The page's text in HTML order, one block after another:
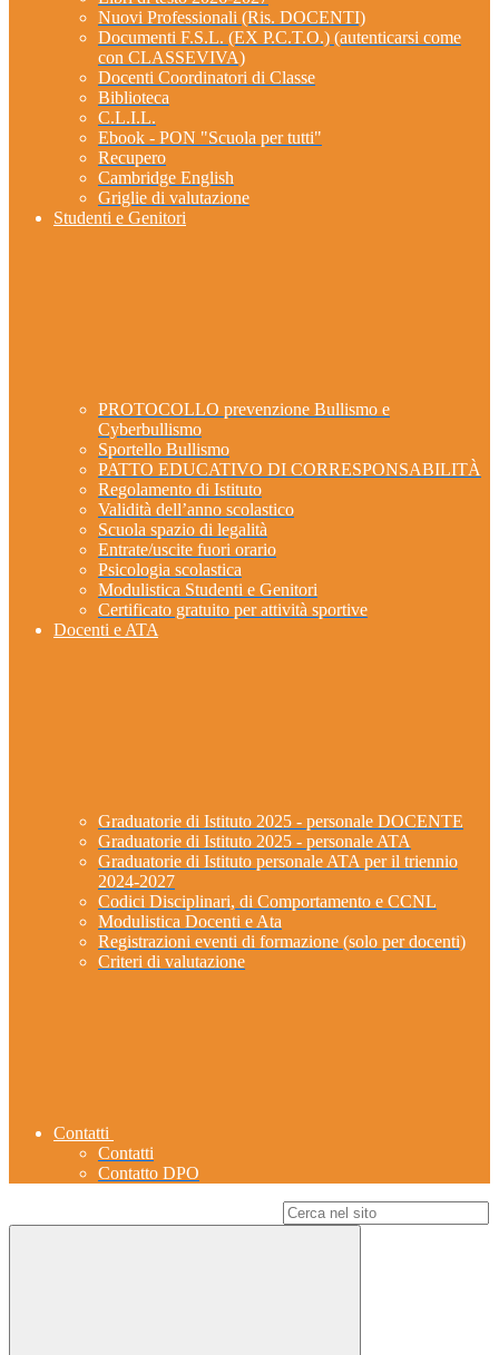
Nuovi Professionali (Ris. DOCENTI)
Documenti F.S.L. (EX P.C.T.O.) (autenticarsi come
con CLASSEVIVA)
Docenti Coordinatori di Classe
Biblioteca
C.L.I.L.
Ebook - PON "Scuola per tutti"
Recupero
Cambridge English
Griglie di valutazione
Studenti e Genitori
PROTOCOLLO prevenzione Bullismo e
Cyberbullismo
Sportello Bullismo
PATTO EDUCATIVO DI CORRESPONSABILITÀ
Regolamento di Istituto
Validità dell’anno scolastico
Scuola spazio di legalità
Entrate/uscite fuori orario
Psicologia scolastica
Modulistica Studenti e Genitori
Certificato gratuito per attività sportive
Docenti e ATA
Graduatorie di Istituto 2025 - personale DOCENTE
Graduatorie di Istituto 2025 - personale ATA
Graduatorie di Istituto personale ATA per il triennio
2024-2027
Codici Disciplinari, di Comportamento e CCNL
Modulistica Docenti e Ata
Registrazioni eventi di formazione (solo per docenti)
Criteri di valutazione
Contatti
Contatti
Contatto DPO